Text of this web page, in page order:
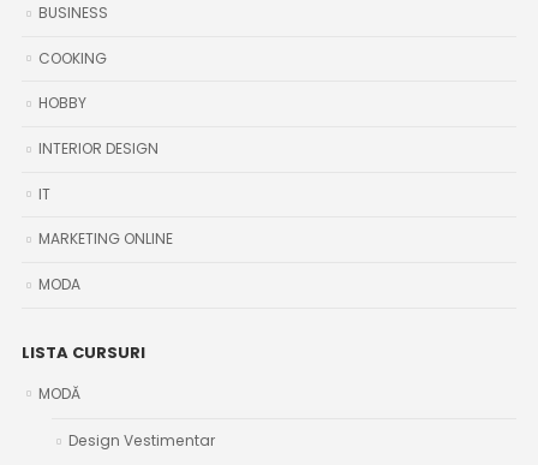
BUSINESS
COOKING
HOBBY
INTERIOR DESIGN
IT
MARKETING ONLINE
MODA
LISTA CURSURI
MODĂ
Design Vestimentar